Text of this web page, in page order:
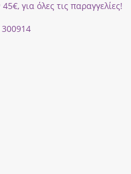
για όλες τις παραγγελίες!